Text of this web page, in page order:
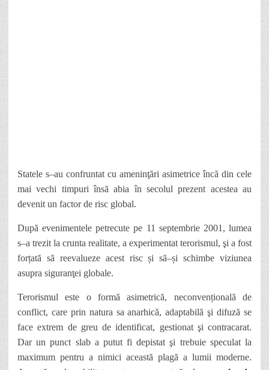
Statele s–au confruntat cu ameninţări asimetriceîncă din cele
mai vechi timpuri însă abia în secolul prezent acestea au
devenit un factor de risc global.
După evenimentele petrecute pe 11 septembrie 2001, lumea
s–a trezit la crunta realitate, a experimentat terorismul, şi a fost
forțată să reevalueze acest risc și să–și schimbe viziunea
asupra siguranţei globale.
Terorismul este o formă asimetrică, neconvențională de
conflict, care prin natura sa anarhică, adaptabilă şi difuză se
face extrem de greu de identificat, gestionat şi contracarat.
Darun punct slab a putut fi depistat şi trebuie speculat la
maximum pentru a nimici această plagă a lumii moderne.